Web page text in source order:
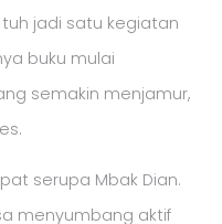
jadi satu kegiatan
buku mulai
semakin menjamur,
serupa Mbak Dian.
menyumbang aktif